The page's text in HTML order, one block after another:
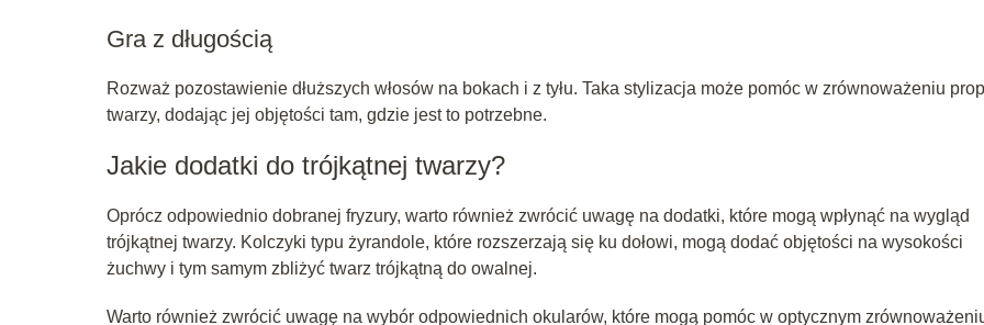
Gra z długością
Rozważ pozostawienie dłuższych włosów na bokach i z tyłu. Taka stylizacja może pomóc w zrównoważeniu
twarzy, dodając jej objętości tam, gdzie jest to potrzebne.
Jakie dodatki do trójkątnej twarzy?
Oprócz odpowiednio dobranej fryzury, warto również zwrócić uwagę na dodatki, które mogą wpłynąć na wygląd
trójkątnej twarzy. Kolczyki typu żyrandole, które rozszerzają się ku dołowi, mogą dodać objętości na wysokości
żuchwy i tym samym zbliżyć twarz trójkątną do owalnej.
Warto również zwrócić uwagę na wybór odpowiednich okularów, które mogą pomóc w optycznym